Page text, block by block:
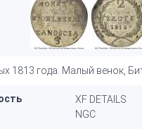
1813 года. Малый венок,
XF DETAILS
NGC